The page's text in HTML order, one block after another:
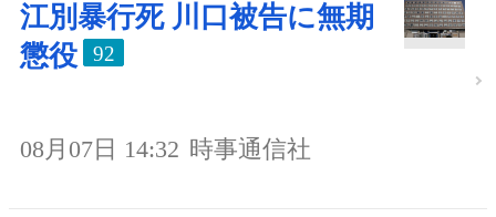
江別暴行死 川口被告に無期
懲役
92
08月07日 14:32 時事通信社